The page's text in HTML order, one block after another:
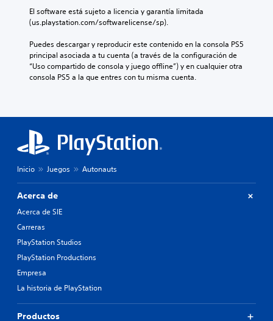
El software está sujeto a licencia y garantía limitada
(us.playstation.com/softwarelicense/sp).
Puedes descargar y reproducir este contenido en la consola PS5
principal asociada a tu cuenta (a través de la configuración de
“Uso compartido de consola y juego offline”) y en cualquier otra
consola PS5 a la que entres con tu misma cuenta.
Inicio Juegos Autonauts
Acerca de
Acerca de SIE
Carreras
PlayStation Studios
PlayStation Productions
Empresa
La historia de PlayStation
Productos